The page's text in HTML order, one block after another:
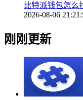
比特派钱包怎么
2026-08-06
刚刚更新